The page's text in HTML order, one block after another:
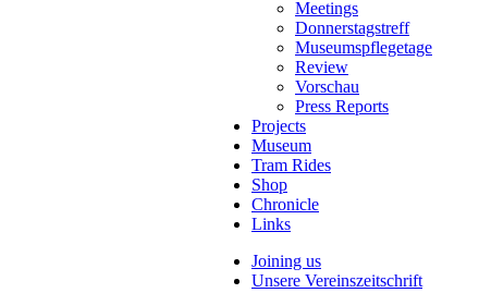
Meetings
Donnerstagstreff
Museumspflegetage
Review
Vorschau
Press Reports
Projects
Museum
Tram Rides
Shop
Chronicle
Links
Joining us
Unsere Vereinszeitschrift